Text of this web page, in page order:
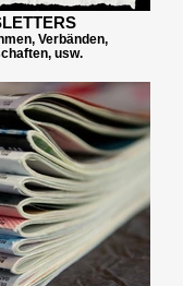
Verbänden,
usw.